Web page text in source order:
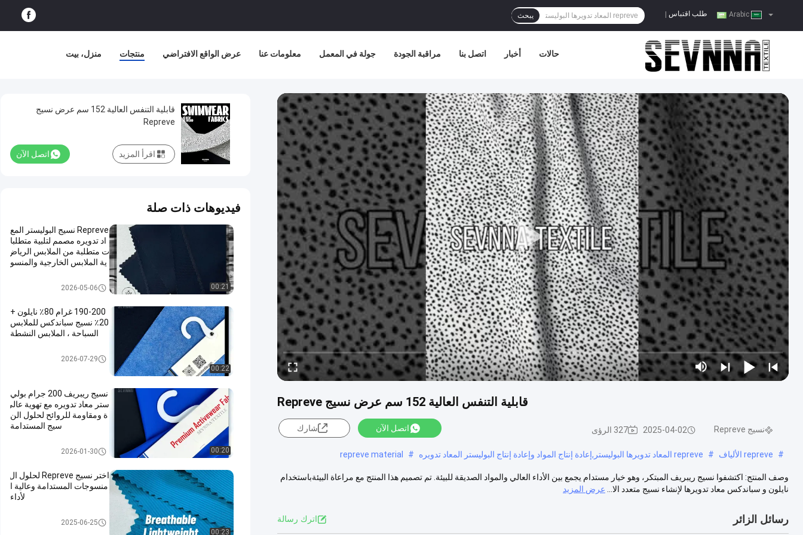
طلب اقتباس يبحث
منزل، بيت منتجات عرض الواقع الافتراضي معلومات عنا جولة في المعمل مراقبة الجودة اتصل بنا أخبار حالات
قابلية التنفس العالية 152 سم عرض نسيج Repreve
نسيج Repreve 2025-04-02 327 الرؤى اتصل الآن شارك
# repreve الألياف # repreve المعاد تدويرها البوليستر,إعادة إنتاج المواد وإعادة إنتاج البوليستر المعاد تدويره #
repreve material
وصف المنتج: اكتشفوا نسيج ريبريف المبتكر، وهو خيار مستدام يجمع بين الأداء العالي والمواد الصديقة للبيئة. تم تصميم هذا المنتج مع مراعاة البيئةباستخدام
نايلون و سباندكس معاد تدويرها لإنشاء نسيج متعدد الا...
عرض المزيد
رسائل الزائر اترك رسالة
قابلية التنفس العالية 152 سم عرض نسيج
Repreve
اتصل الآن اقرأ المزيد
فيديوهات ذات صلة
00:21
Repreve نسيج البوليستر المع
اد تدويره مصمم لتلبية متطلبا
ت متطلبة من الملابس الرياض
ية الملابس الخارجية والمنسو
2026-05-06
00:22
190-200 غرام 80٪ نايلون +
20٪ نسيج سباندكس للملابس
السباحة ، الملابس النشطة
2026-07-29
00:20
نسيج ريبريف 200 جرام بولي
ستر معاد تدويره مع تهوية عالي
ة ومقاومة للروائح لحلول الن
سيج المستدامة
2026-01-30
00:23
اختر نسيج Repreve لحلول ال
منسوجات المستدامة وعالية ا
لأداء
2025-06-25